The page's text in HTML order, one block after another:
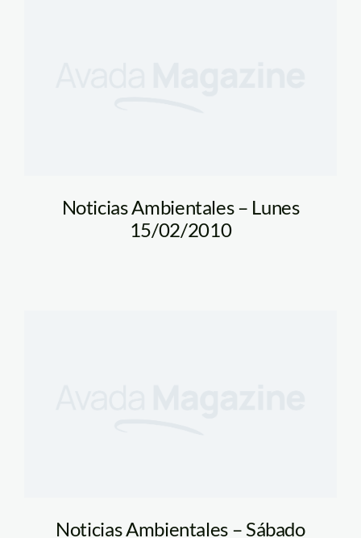
Noticias Ambientales – Lunes
15/02/2010
Noticias Ambientales – Sábado